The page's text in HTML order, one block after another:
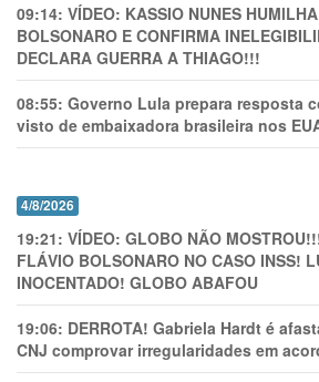
09:14: VÍDEO: KASSIO NUNES
BOLSONARO E CONFIRMA
DECLARA GUERRA A THIAGO!!!
08:55: Governo Lula prepara resposta
visto de embaixadora brasileira nos
4/8/2026
19:21: VÍDEO: GLOBO NÃO
FLÁVIO BOLSONARO NO CASO INSS!
INOCENTADO! GLOBO ABAFOU
19:06: DERROTA! Gabriela Hardt é
CNJ comprovar irregularidades em